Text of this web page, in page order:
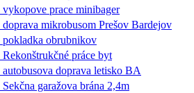
prace minibager
mikrobusom Prešov Bardejov
obrubnikov
práce byt
doprava letisko BA
garažova brána 2,4m